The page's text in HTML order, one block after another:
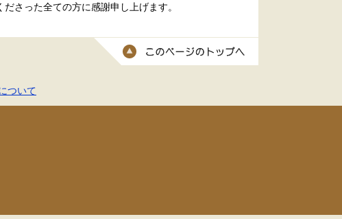
さった全ての方に感謝申し上げます。
ついて